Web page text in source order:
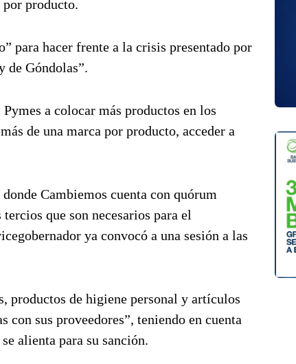
por producto.
para hacer frente a la crisis presentado por
de Góndolas”.
a colocar más productos en los
de una marca por producto, acceder a
Cambiemos cuenta con quórum
que son necesarios para el
ya convocó a una sesión a las
productos de higiene personal y artículos
con sus proveedores”, teniendo en cuenta
alienta para su sanción.